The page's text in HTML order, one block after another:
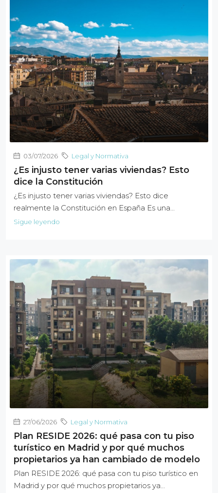
03/07/2026 Legal y Normativa
¿Es injusto tener varias viviendas? Esto
dice la Constitución
¿Es injusto tener varias viviendas? Esto dice
realmente la Constitución en España Es una...
Sigue leyendo
27/06/2026 Legal y Normativa
Plan RESIDE 2026: qué pasa con tu piso
turístico en Madrid y por qué muchos
propietarios ya han cambiado de modelo
Plan RESIDE 2026: qué pasa con tu piso turístico en
Madrid y por qué muchos propietarios ya...